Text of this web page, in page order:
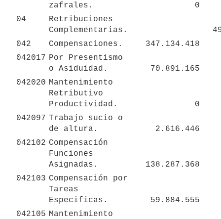
zafrales.
0
04
Retribuciones
Complementarias.
042
Compensaciones.
347.134.418
042017 Por Presentismo
o Asiduidad.
70.891.165
042020 Mantenimiento
Retributivo
Productividad.
0
042097 Trabajo sucio o
de altura.
2.616.446
042102 Compensación
Funciones
Asignadas.
138.287.368
042103 Compensación por
Tareas
Especificas.
59.884.555
042105 Mantenimiento